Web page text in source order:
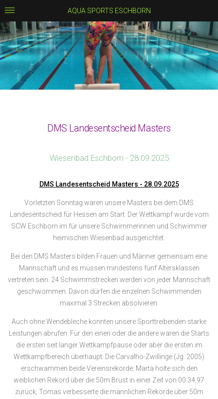
DMS Landesentscheid Masters
Wiesenbad Eschborn - 28.09.2025
DMS Landesentscheid Masters - 28.09.2025
Vorletzten Sonntag waren unsere Masters bei dem DMS
Landesentscheid für Hessen am Start. Der Wettkampf wurde vom
SCW Eschborn im für unsere Schwimmerinnen und Schwimmer
heimischen Wiesenbad ausgerichtet.
Bei den DMS Masters bilden Frauen und Männer gemeinsam eine
Mannschaft und es müssen mindestens fünf Altersklassen
vertreten sein. 24 Schwimmstrecken werden von jeder Mannschaft
geschwommen. Davon dürfen die einzelnen Schwimmenden
maximal 3 Strecken absolvieren.
Auch ohne Wendebleche konnten unsere Sporttreibenden starke
Leistungen abrufen. Für den einen oder die andere waren die Starts
die ersten seit langer Wettkampfpause oder aber die ersten im
Wettkampfbereich überhaupt. Die Carvalho-Zwillinge (Jg. 2005)
erschwammen beide Vereinsrekorde: Marta holte sich den
weiblichen Rekord über die 50m Brust in einer Zeit von 00:34,97
zurück, Tomas verbesserte die männlichen Rekorde über 50m
AQUA SPORTS ESCHBORN